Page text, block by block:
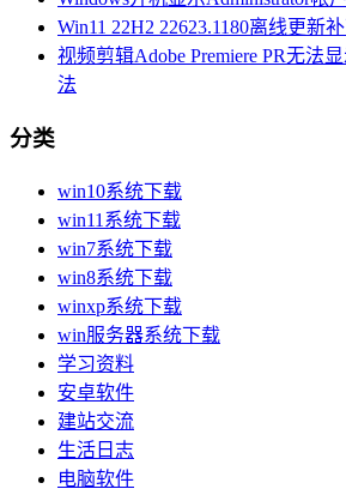
Win11 22H2 22623.1180离线更新
视频剪辑Adobe Premiere PR无法
法
分类
win10系统下载
win11系统下载
win7系统下载
win8系统下载
winxp系统下载
win服务器系统下载
学习资料
安卓软件
建站交流
生活日志
电脑软件